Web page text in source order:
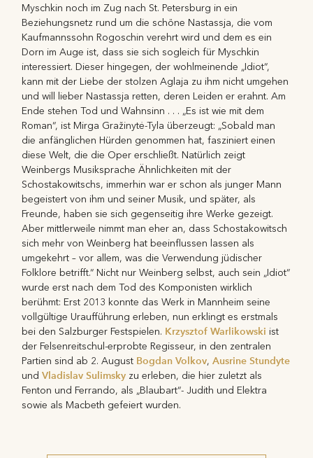
Myschkin noch im Zug nach St. Petersburg in ein
Beziehungsnetz rund um die schöne Nastassja, die vom
Kaufmannssohn Rogoschin verehrt wird und dem es ein
Dorn im Auge ist, dass sie sich sogleich für Myschkin
interessiert. Dieser hingegen, der wohlmeinende „Idiot“,
kann mit der Liebe der stolzen Aglaja zu ihm nicht umgehen
und will lieber Nastassja retten, deren Leiden er erahnt. Am
Ende stehen Tod und Wahnsinn . . . „Es ist wie mit dem
Roman“, ist Mirga Gražinytė-Tyla überzeugt: „Sobald man
die anfänglichen Hürden genommen hat, fasziniert einen
diese Welt, die die Oper erschließt. Natürlich zeigt
Weinbergs Musiksprache Ähnlichkeiten mit der
Schostakowitschs, immerhin war er schon als junger Mann
begeistert von ihm und seiner Musik, und später, als
Freunde, haben sie sich gegenseitig ihre Werke gezeigt.
Aber mittlerweile nimmt man eher an, dass Schostakowitsch
sich mehr von Weinberg hat beeinflussen lassen als
umgekehrt – vor allem, was die Verwendung jüdischer
Folklore betrifft.“ Nicht nur Weinberg selbst, auch sein „Idiot“
wurde erst nach dem Tod des Komponisten wirklich
berühmt: Erst 2013 konnte das Werk in Mannheim seine
vollgültige Uraufführung erleben, nun erklingt es erstmals
bei den Salzburger Festspielen. Krzysztof Warlikowski ist
der Felsenreitschul-erprobte Regisseur, in den zentralen
Partien sind ab 2. August Bogdan Volkov,Ausrine Stundyte
undVladislav Sulimsky zu erleben, die hier zuletzt als
Fenton und Ferrando, als „Blaubart“- Judith und Elektra
sowie als Macbeth gefeiert wurden.